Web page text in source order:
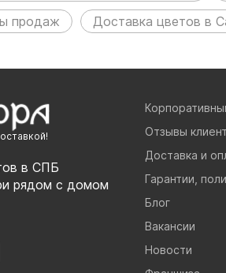
продаж Доставка цветов в
в СПБ
рядом с домом
Отзывы
Доставка и
Гарантии,
Блог
Вакансии
Новости